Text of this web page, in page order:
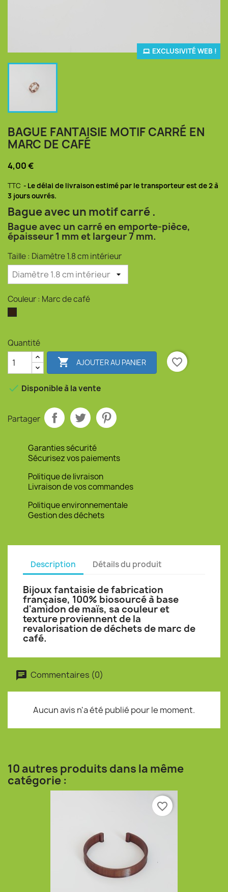
EXCLUSIVITÉ WEB !
BAGUE FANTAISIE MOTIF CARRÉ EN
MARC DE CAFÉ
4,00 €
TTC
Le délai de livraison estimé par le transporteur est de 2 à
3 jours ouvrés.
Bague avec un motif carré .
Bague avec un carré en emporte-pièce,
épaisseur 1 mm et largeur 7 mm.
Taille : Diamètre 1.8 cm intérieur
Couleur : Marc de café
Quantité
 AJOUTER AU PANIER favorite_border
 Disponible à la vente
Partager
Garanties sécurité
Sécurisez vos paiements
Politique de livraison
Livraison de vos commandes
Politique environnementale
Gestion des déchets
Description Détails du produit
Bijoux fantaisie de fabrication
française, 100% biosourcé à base
d'amidon de maïs, sa couleur et
texture proviennent de la
revalorisation de déchets de marc de
café.
Commentaires (0)
Aucun avis n'a été publié pour le moment.
10 autres produits dans la même
catégorie :
favorite_border